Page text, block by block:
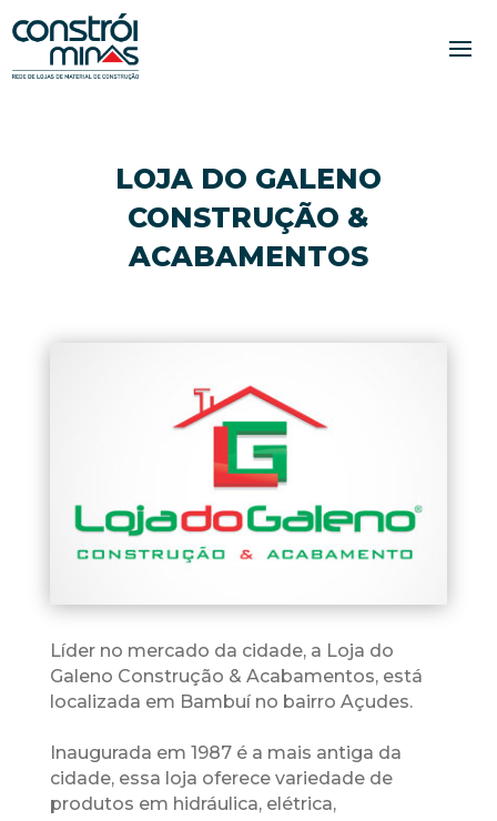
LOJA DO GALENO
CONSTRUÇÃO &
ACABAMENTOS
Líder no mercado da cidade, a Loja do
Galeno Construção & Acabamentos, está
localizada em Bambuí no bairro Açudes.
Inaugurada em 1987 é a mais antiga da
cidade, essa loja oferece variedade de
produtos em hidráulica, elétrica,